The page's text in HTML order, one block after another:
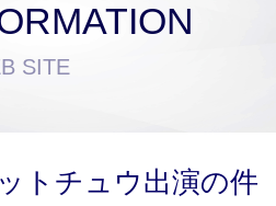
SITE
トチュウ出演の件